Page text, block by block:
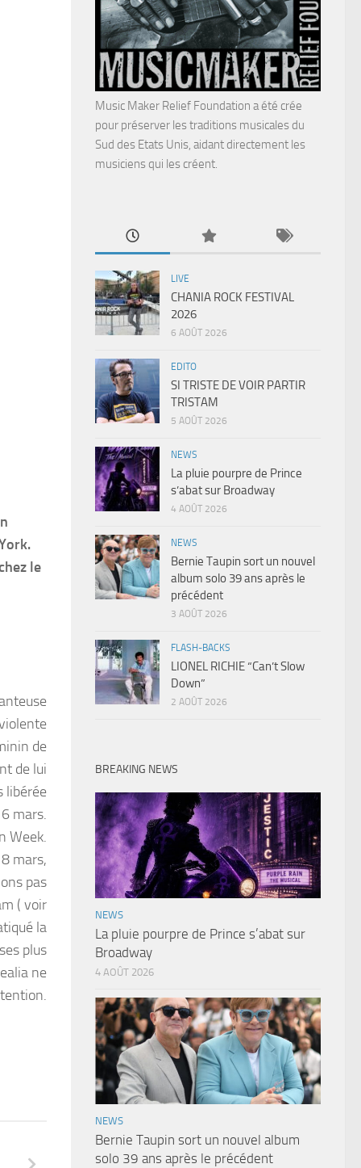
le
de
de lui
libérée
mars.
Week.
mars,
pas
( voir
la
plus
ne
Music Maker Relief Foundation a été crée
pour préserver les traditions musicales du
Sud des Etats Unis, aidant directement les
musiciens qui les créent.
LIVE
CHANIA ROCK FESTIVAL
2026
6 AOÛT 2026
EDITO
SI TRISTE DE VOIR PARTIR
TRISTAM
5 AOÛT 2026
NEWS
La pluie pourpre de Prince
s’abat sur Broadway
4 AOÛT 2026
NEWS
Bernie Taupin sort un nouvel
album solo 39 ans après le
précédent
3 AOÛT 2026
FLASH-BACKS
LIONEL RICHIE “Can’t Slow
Down”
2 AOÛT 2026
BREAKING NEWS
NEWS
La pluie pourpre de Prince s’abat sur
Broadway
4 AOÛT 2026
NEWS
Bernie Taupin sort un nouvel album
solo 39 ans après le précédent